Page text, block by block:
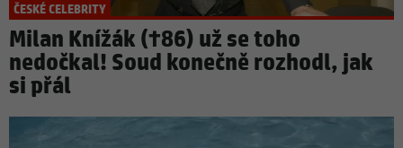
ČESKÉ CELEBRITY
Milan Knížák (†86) už se toho
nedočkal! Soud konečně rozhodl, jak
si přál